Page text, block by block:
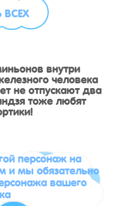
внутри
человека
не отпускают два
тоже любят
персонаж на
и мы обязательно
вашего